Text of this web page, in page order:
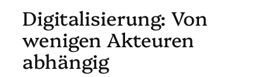
Digitalisierung: Von
wenigen Akteuren
abhängig